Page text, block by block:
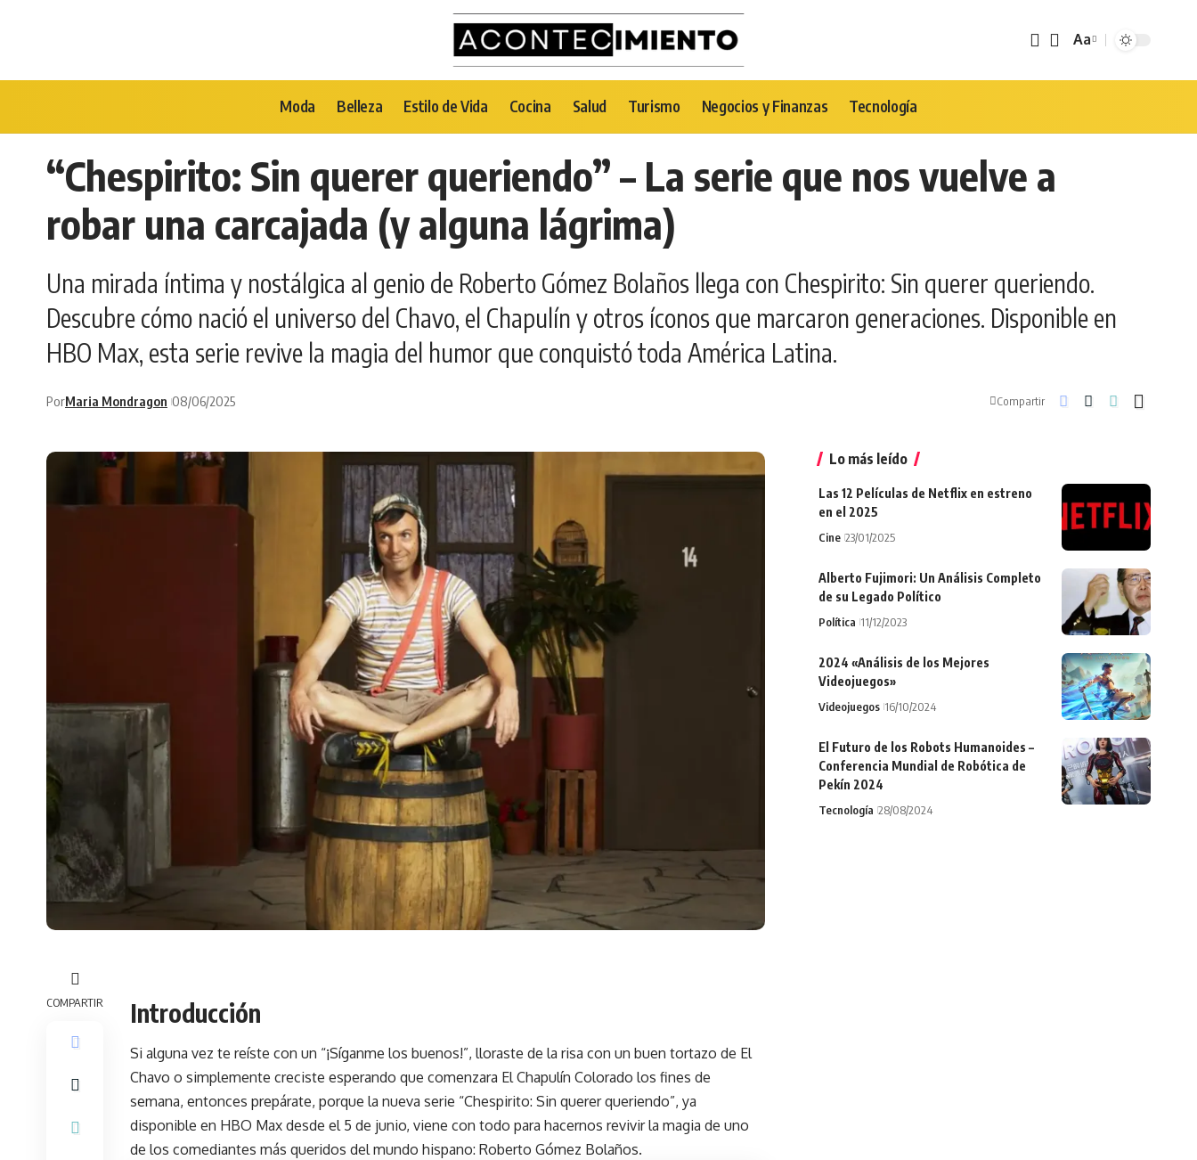
Tamaño
Aa
Moda Belleza Estilo de Vida Cocina Salud Turismo Negocios y Finanzas Tecnología
“Chespirito: Sin querer queriendo” – La serie que nos vuelve a
robar una carcajada (y alguna lágrima)
Una mirada íntima y nostálgica al genio de Roberto Gómez Bolaños llega con Chespirito: Sin querer queriendo.
Descubre cómo nació el universo del Chavo, el Chapulín y otros íconos que marcaron generaciones. Disponible en
HBO Max, esta serie revive la magia del humor que conquistó toda América Latina.
PorMaria Mondragon 08/06/2025 Compartir
COMPARTIR Introducción
Si alguna vez te reíste con un “¡Síganme los buenos!”, lloraste de la risa con un buen tortazo de El
Chavo o simplemente creciste esperando que comenzara El Chapulín Colorado los fines de
semana, entonces prepárate, porque la nueva serie “Chespirito: Sin querer queriendo”, ya
disponible en HBO Max desde el 5 de junio, viene con todo para hacernos revivir la magia de uno
de los comediantes más queridos del mundo hispano: Roberto Gómez Bolaños.
Lo más leído
Las 12 Películas de Netflix en estreno
en el 2025
Cine 23/01/2025
Alberto Fujimori: Un Análisis Completo
de su Legado Político
Política 11/12/2023
2024 «Análisis de los Mejores
Videojuegos»
Videojuegos 16/10/2024
El Futuro de los Robots Humanoides –
Conferencia Mundial de Robótica de
Pekín 2024
Tecnología 28/08/2024